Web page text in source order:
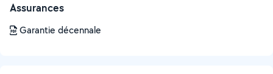
Assurances
Garantie décennale